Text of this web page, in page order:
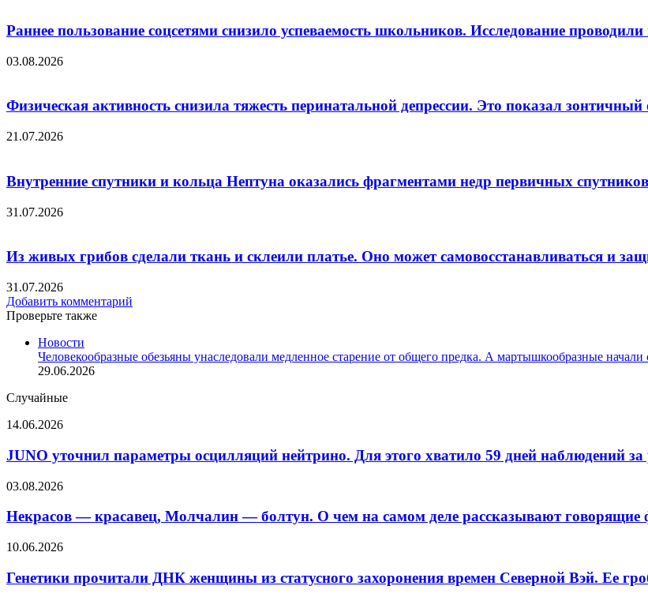
Раннее пользование соцсетями снизило успеваемость школьников. Исследование
03.08.2026
Физическая активность снизила тяжесть перинатальной депрессии. Это показал зонтичный
21.07.2026
Внутренние спутники и кольца Нептуна оказались фрагментами недр первичных
31.07.2026
Из живых грибов сделали ткань и склеили платье. Оно может самовосстанавливаться и
31.07.2026
Добавить комментарий
Проверьте также
Новости
Человекообразные обезьяны унаследовали медленное старение от общего предка. А мартышкообразные начали
29.06.2026
Случайные
JUNO
параметры
осцилляций
нейтрино.
Для
этого
хватило
наблюдений
антинейтрино
14.06.2026
JUNO уточнил параметры осцилляций нейтрино. Для этого хватило 59 дней наблюдений
Некрасов —
Молчалин —
болтун.
О чем
деле
рассказывают
03.08.2026
Некрасов — красавец, Молчалин — болтун. О чем на самом деле рассказывают говорящие
Генетики
ДНК
женщины
10.06.2026
Генетики прочитали ДНК женщины из статусного захоронения времен Северной Вэй. Ее